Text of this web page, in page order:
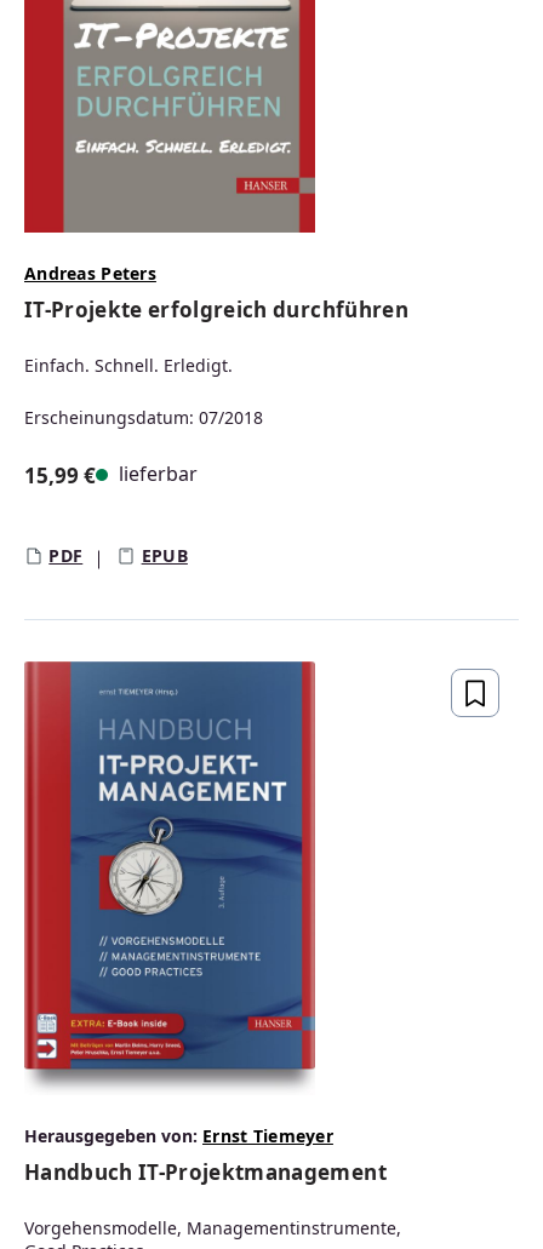
Andreas Peters
IT-Projekte erfolgreich durchführen
Einfach. Schnell. Erledigt.
Erscheinungsdatum: 07/2018
15,99 € lieferbar
PDF EPUB
Herausgegeben von: Ernst Tiemeyer
Handbuch IT-Projektmanagement
Vorgehensmodelle, Managementinstrumente,